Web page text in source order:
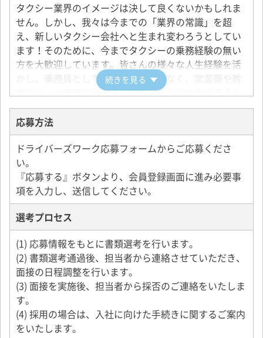
タクシー業界のイメージは決して良くないかもしれま
せん。しかし、我々は今までの「業界の常識」を超
え、新しいタクシー会社へと生まれ変わろうとしてい
ます！そのために、今までタクシーの乗務経験の無い
方を大歓迎しています。皆さんの様々な人生経験を活
かし、乗務員として勤務するだけでなく、営業職や教
育担当、お客様に喜んでいただける企画や新規事業を
担当する企画開発職、そして資格を取得し運行管理
者、管理職へのキャリアアップの道を準備してお待ち
しています！
千里丘タクシーは、皆さんと共に成長・発展する会社
です。
ご賛同いただける皆さん！
ぜひ、我々と共に「夢の実現」に向け、あなたの力を
貸してください！
年齢・性別は問いません。このタクシー業で最高の接
客をチャレンジしてみたい方、自己実現＝夢を達成し
たい方、そしてタクシー業界を変えてやろう！と言う
方、ぜひ、我々と共に、新しい歴史を作って行きまし
ょう！！
続きを見る
応募方法
ドライバーズワーク応募フォームからご応募くださ
い。
『応募する』ボタンより、会員登録画面に進み必要事
項を入力し、送信してください。
選考プロセス
(1) 応募情報をもとに書類選考を行います。
(2) 書類選考通過後、担当者から連絡させていただき、
面接の日程調整を行います。
(3) 面接を実施後、担当者から採否のご連絡をいたしま
す。
(4) 採用の場合は、入社に向けた手続きに関するご案内
をいたします。